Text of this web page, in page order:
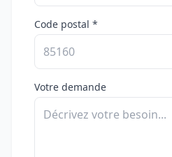
Code postal *
Votre demande